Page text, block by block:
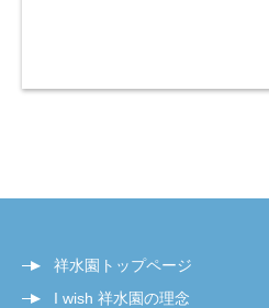
祥水園トップページ
I wish 祥水園の理念